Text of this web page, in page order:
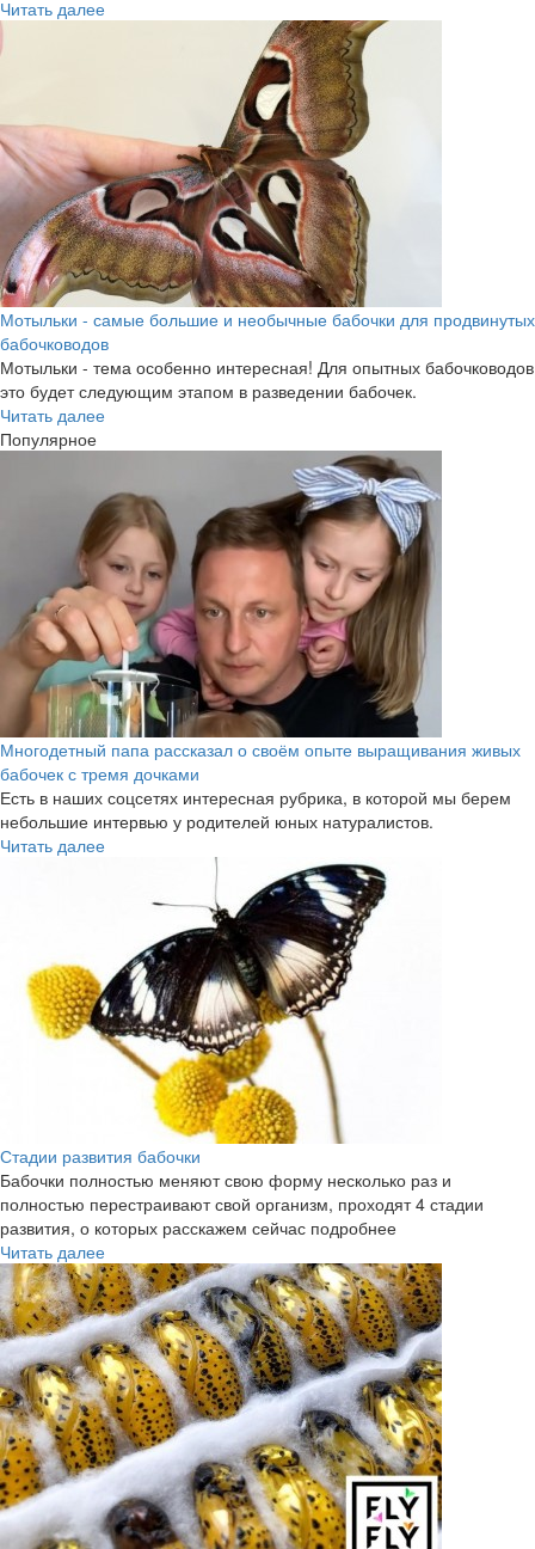
Читать далее
Мотыльки - самые большие и необычные бабочки для продвинутых
бабочководов
Мотыльки - тема особенно интересная! Для опытных бабочководов
это будет следующим этапом в разведении бабочек.
Читать далее
Популярное
Многодетный папа рассказал о своём опыте выращивания живых
бабочек с тремя дочками
Есть в наших соцсетях интересная рубрика, в которой мы берем
небольшие интервью у родителей юных натуралистов.
Читать далее
Стадии развития бабочки
Бабочки полностью меняют свою форму несколько раз и
полностью перестраивают свой организм, проходят 4 стадии
развития, о которых расскажем сейчас подробнее
Читать далее